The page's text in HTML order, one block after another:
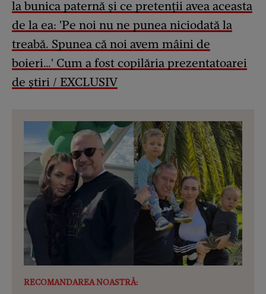
la bunica paternă și ce pretenții avea aceasta
de la ea: 'Pe noi nu ne punea niciodată la
treabă. Spunea că noi avem mâini de
boieri…' Cum a fost copilăria prezentatoarei
de știri / EXCLUSIV
RECOMANDAREA NOASTRĂ: